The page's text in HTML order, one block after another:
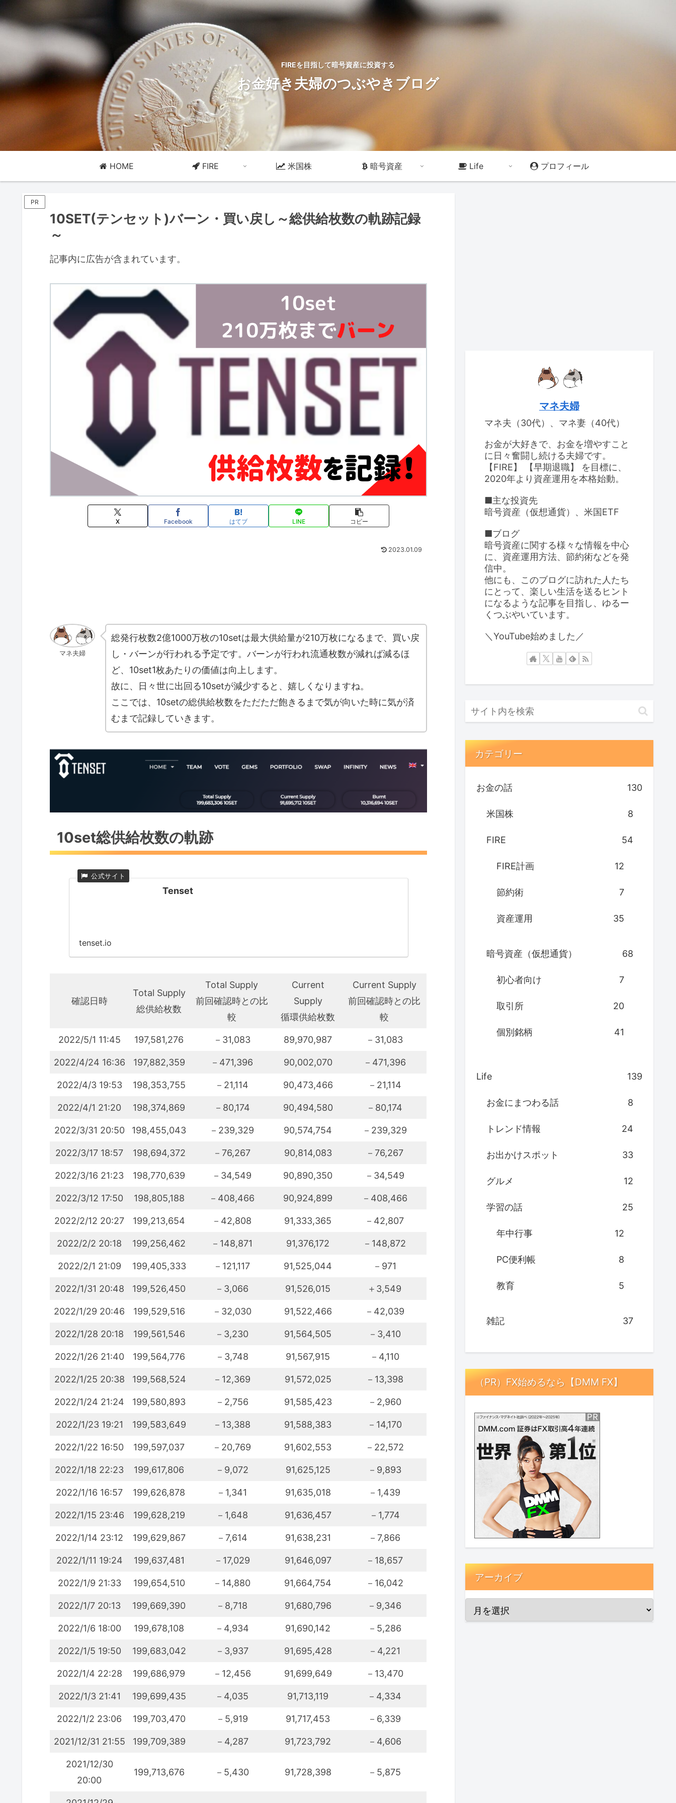
FIREを目指して暗号資産に投資する
お金好き夫婦のつぶやきブログ
HOME FIRE 米国株 暗号資産 Life プロフィール
PR
10SET(テンセット)バーン・買い戻し～総供給枚数の軌跡記録
～
記事内に広告が含まれています。
X Facebook はてブ LINE コピー
2023.01.09
マネ夫婦
総発行枚数2億1000万枚の10setは最大供給量が210万枚になるまで、買い戻
し・バーンが行われる予定です。バーンが行われ流通枚数が減れば減るほ
ど、10set1枚あたりの価値は向上します。
故に、日々世に出回る10setが減少すると、嬉しくなりますね。
ここでは、10setの総供給枚数をただただ飽きるまで気が向いた時に気が済
むまで記録していきます。
10set総供給枚数の軌跡
Tenset
tenset.io
確認日時
Total Supply
総供給枚数
Total Supply
前回確認時との比
較
Current
Supply
循環供給枚数
Current Supply
前回確認時との比
較
2022/5/1 11:45 197,581,276 －31,083 89,970,987 －31,083
2022/4/24 16:36 197,882,359 －471,396 90,002,070 －471,396
2022/4/3 19:53 198,353,755 －21,114 90,473,466 －21,114
2022/4/1 21:20 198,374,869 －80,174 90,494,580 －80,174
2022/3/31 20:50 198,455,043 －239,329 90,574,754 －239,329
2022/3/17 18:57 198,694,372 －76,267 90,814,083 －76,267
2022/3/16 21:23 198,770,639 －34,549 90,890,350 －34,549
2022/3/12 17:50 198,805,188 －408,466 90,924,899 －408,466
2022/2/12 20:27 199,213,654 －42,808 91,333,365 －42,807
2022/2/2 20:18 199,256,462 －148,871 91,376,172 －148,872
2022/2/1 21:09 199,405,333 －121,117 91,525,044 －971
2022/1/31 20:48 199,526,450 －3,066 91,526,015 ＋3,549
2022/1/29 20:46 199,529,516 －32,030 91,522,466 －42,039
2022/1/28 20:18 199,561,546 －3,230 91,564,505 －3,410
2022/1/26 21:40 199,564,776 －3,748 91,567,915 －4,110
2022/1/25 20:38 199,568,524 －12,369 91,572,025 －13,398
2022/1/24 21:24 199,580,893 －2,756 91,585,423 －2,960
2022/1/23 19:21 199,583,649 －13,388 91,588,383 －14,170
2022/1/22 16:50 199,597,037 －20,769 91,602,553 －22,572
2022/1/18 22:23 199,617,806 －9,072 91,625,125 －9,893
2022/1/16 16:57 199,626,878 －1,341 91,635,018 －1,439
2022/1/15 23:46 199,628,219 －1,648 91,636,457 －1,774
2022/1/14 23:12 199,629,867 －7,614 91,638,231 －7,866
2022/1/11 19:24 199,637,481 －17,029 91,646,097 －18,657
2022/1/9 21:33 199,654,510 －14,880 91,664,754 －16,042
2022/1/7 20:13 199,669,390 －8,718 91,680,796 －9,346
2022/1/6 18:00 199,678,108 －4,934 91,690,142 －5,286
2022/1/5 19:50 199,683,042 －3,937 91,695,428 －4,221
2022/1/4 22:28 199,686,979 －12,456 91,699,649 －13,470
2022/1/3 21:41 199,699,435 －4,035 91,713,119 －4,334
2022/1/2 23:06 199,703,470 －5,919 91,717,453 －6,339
2021/12/31 21:55 199,709,389 －4,287 91,723,792 －4,606
2021/12/30
20:00
199,713,676 －5,430 91,728,398 －5,875
マネ夫婦
マネ夫（30代）、マネ妻（40代）
お金が大好きで、お金を増やすこと
に日々奮闘し続ける夫婦です。
【FIRE】 【早期退職】 を目標に、
2020年より資産運用を本格始動。
■主な投資先
暗号資産（仮想通貨）、米国ETF
■ブログ
暗号資産に関する様々な情報を中心
に、資産運用方法、節約術などを発
信中。
他にも、このブログに訪れた人たち
にとって、楽しい生活を送るヒント
になるような記事を目指し、ゆるー
くつぶやいています。
＼YouTube始めました／
カテゴリー
お金の話 130
米国株 8
FIRE 54
FIRE計画 12
節約術 7
資産運用 35
暗号資産（仮想通貨） 68
初心者向け 7
取引所 20
個別銘柄 41
Life 139
お金にまつわる話 8
トレンド情報 24
お出かけスポット 33
グルメ 12
学習の話 25
年中行事 12
PC便利帳 8
教育 5
雑記 37
（PR）FX始めるなら【DMM FX】
アーカイブ